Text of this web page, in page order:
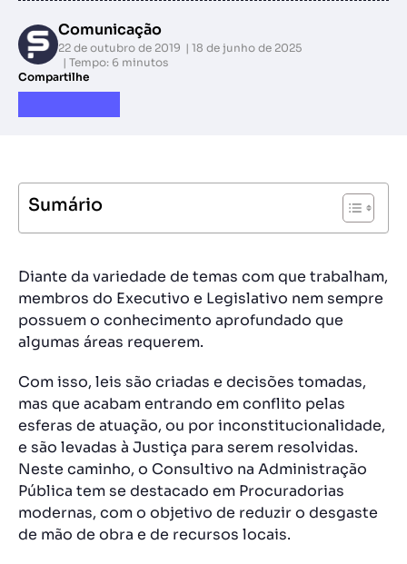
Comunicação
22 de outubro de 2019
18 de junho de 2025
Tempo: 6 minutos
Compartilhe
Sumário
Diante da variedade de temas com que trabalham,
membros do Executivo e Legislativo nem sempre
possuem o conhecimento aprofundado que
algumas áreas requerem.
Com isso, leis são criadas e decisões tomadas,
mas que acabam entrando em conflito pelas
esferas de atuação, ou por inconstitucionalidade,
e são levadas à Justiça para serem resolvidas.
Neste caminho, o Consultivo na Administração
Pública tem se destacado em Procuradorias
modernas, com o objetivo de reduzir o desgaste
de mão de obra e de recursos locais.